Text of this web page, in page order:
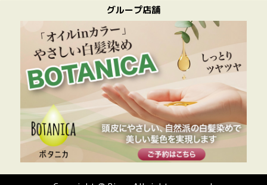
グループ店舗